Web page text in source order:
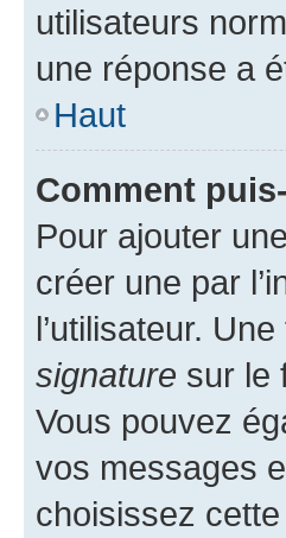
utilisateurs
une réponse a
Haut
Comment
Pour ajouter
créer une par
l’utilisateur.
signature sur le
Vous pouvez
vos messages
choisissez